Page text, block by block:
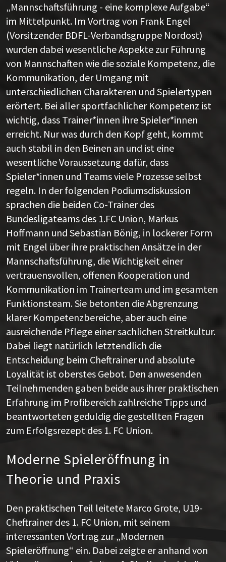
„Mannschaftsführung - eine komplexe Aufgabe“
im Mittelpunkt. Im Vortrag von Frank Engel
(Vorsitzender BDFL-Verbandsgruppe Nordost)
wurden dabei wesentliche Aspekte zur Führung
von Mannschaften wie die soziale Kompetenz, die
Kommunikation, der Umgang mit
unterschiedlichen Charakteren und Spielertypen
erörtert. Bei aller sportfachlicher Kompetenz ist
wichtig, dass Trainer*innen ihre Spieler*innen
erreicht. Nur was durch den Kopf geht, kommt
auch stabil in den Beinen an und ist eine
wesentliche Voraussetzung dafür, dass
Spieler*innen und Teams viele Prozesse selbst
regeln. In der folgenden Podiumsdiskussion
sprachen die beiden Co-Trainer des
Bundesligateams des 1.FC Union, Markus
Hoffmann und Sebastian Bönig, in lockerer Form
mit Engel über ihre praktischen Ansätze in der
Mannschaftsführung, die Wichtigkeit einer
vertrauensvollen, offenen Kooperation und
Kommunikation im Trainerteam und im gesamten
Funktionsteam. Sie betonten die Abgrenzung
klarer Kompetenzbereiche, aber auch eine
ausreichende Pflege einer sachlichen Streitkultur.
Dabei liegt natürlich letztendlich die
Entscheidung beim Cheftrainer und absolute
Loyalität ist oberstes Gebot. Den anwesenden
Teilnehmenden gaben beide aus ihrer praktischen
Erfahrung im Profibereich zahlreiche Tipps und
beantworteten geduldig die gestellten Fragen
zum Erfolgsrezept des 1. FC Union.
Moderne Spieleröffnung in
Theorie und Praxis
Den praktischen Teil leitete Marco Grote, U19-
Cheftrainer des 1. FC Union, mit seinem
interessanten Vortrag zur „Modernen
Spieleröffnung“ ein. Dabei zeigte er anhand von